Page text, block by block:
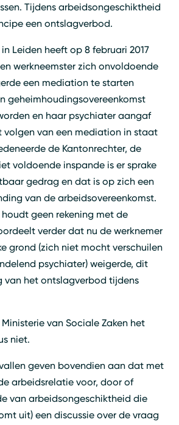
Tijdens arbeidsongeschiktheid
een ontslagverbod.
Leiden heeft op 8 februari 2017
werkneemster zich onvoldoende
een mediation te starten
geheimhoudingsovereenkomst
en haar psychiater aangaf
van een mediation in staat
de Kantonrechter, de
voldoende inspande is er sprake
gedrag en dat is op zich een
van de arbeidsovereenkomst.
geen rekening met de
verder dat nu de werknemer
grond (zich niet mocht verschuilen
psychiater) weigerde, dit
van het ontslagverbod tijdens
van Sociale Zaken het
niet.
geven bovendien aan dat met
arbeidsrelatie voor, door of
van arbeidsongeschiktheid die
uit) een discussie over de vraag